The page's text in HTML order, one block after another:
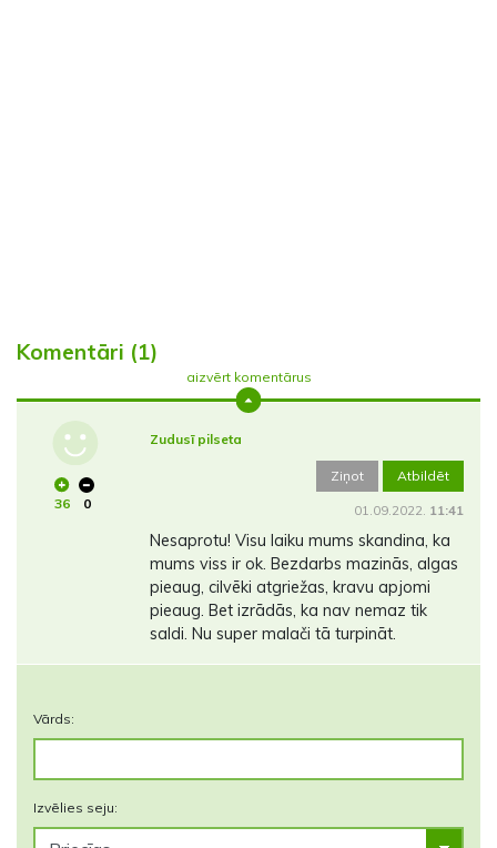
Komentāri (1)
aizvērt komentārus
36 0
Zudusī pilseta
Ziņot Atbildēt
01.09.2022. 11:41
Nesaprotu! Visu laiku mums skandina, ka
mums viss ir ok. Bezdarbs mazinās, algas
pieaug, cilvēki atgriežas, kravu apjomi
pieaug. Bet izrādās, ka nav nemaz tik
saldi. Nu super malači tā turpināt.
Vārds:
Izvēlies seju: